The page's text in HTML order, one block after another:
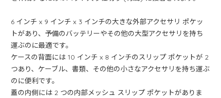
6 インチ x 9 インチ x 3 インチの大きな外部アクセサリ ポケッ
トがあり、予備のバッテリーやその他の大型アクセサリを持ち
運ぶのに最適です。
ケースの背面には 10 インチ x 8 インチのスリップ ポケットが 2
つあり、ケーブル、書類、その他の小さなアクセサリを持ち運ぶ
のに便利です。
蓋の内側には 2 つの内部メッシュ スリップ ポケットがありま